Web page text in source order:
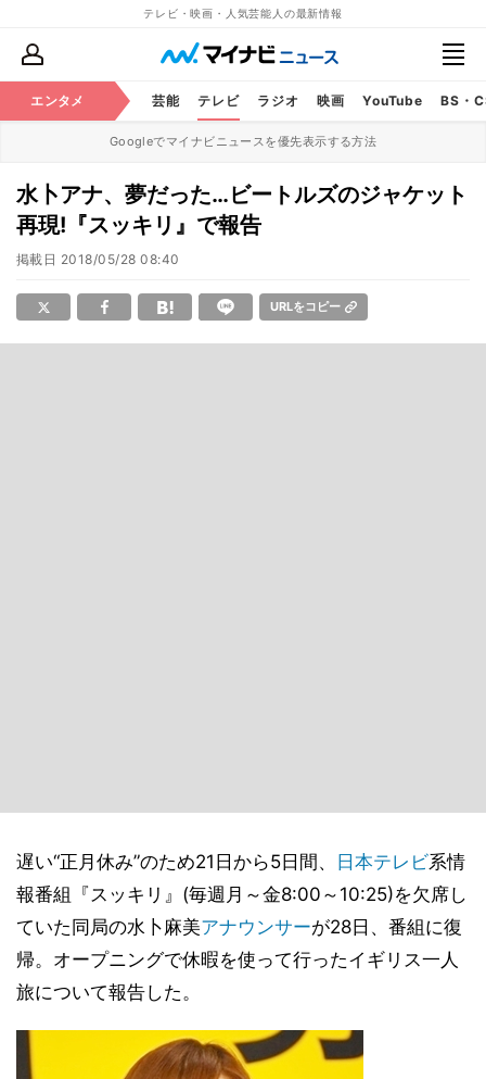
テレビ・映画・人気芸能人の最新情報
エンタメ 芸能 テレビ ラジオ 映画 YouTube BS・
Googleでマイナビニュースを優先表示する方法
水卜アナ、夢だった…ビートルズのジャケット
再現!『スッキリ』で報告
掲載日 2018/05/28 08:40
URLをコピー
遅い“正月休み”のため21日から5日間、 日本テレビ系情
報番組『スッキリ』(毎週月～金8:00～10:25)を欠席し
ていた同局の水卜麻美アナウンサーが28日、番組に復
帰。オープニングで休暇を使って行ったイギリス一人
旅について報告した。